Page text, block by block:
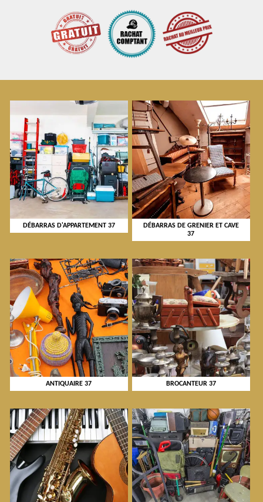
DÉBARRAS D'APPARTEMENT 37
DÉBARRAS DE GRENIER ET CAVE
37
ANTIQUAIRE 37 BROCANTEUR 37